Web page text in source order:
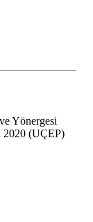
Yönergesi
2020 (UÇEP)